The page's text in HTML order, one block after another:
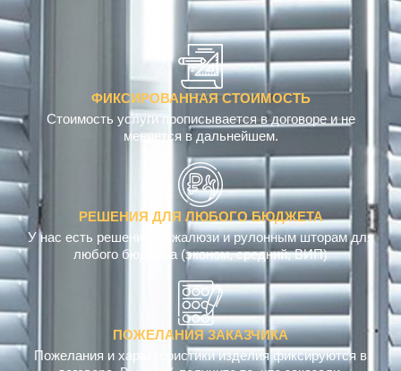
ФИКСИРОВАННАЯ СТОИМОСТЬ
Стоимость услуги прописывается в договоре и не
меняется в дальнейшем.
РЕШЕНИЯ ДЛЯ ЛЮБОГО БЮДЖЕТА
У нас есть решения по жалюзи и рулонным шторам для
любого бюджета (эконом, средний, ВИП)
ПОЖЕЛАНИЯ ЗАКАЗЧИКА
Пожелания и характеристики изделия фиксируются в